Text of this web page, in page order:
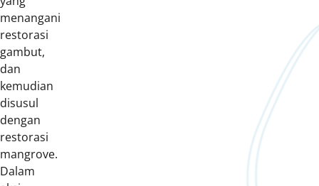
menangani
restorasi
gambut,
dan
kemudian
disusul
dengan
restorasi
mangrove.
Dalam